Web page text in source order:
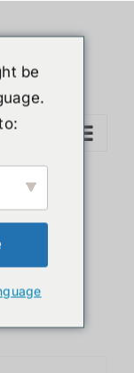
be